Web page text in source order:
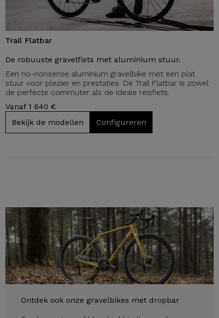
Trail Flatbar
De robuuste gravelfiets met aluminium stuur.
Een no-nonsense aluminium gravelbike met een plat
stuur voor plezier en prestaties. De Trail Flatbar is zowel
de perfecte commuter als de ideale reisfiets.
Vanaf 1 640 €
Bekijk de modellen
Configureren
Ontdek ook onze gravelbikes met dropbar